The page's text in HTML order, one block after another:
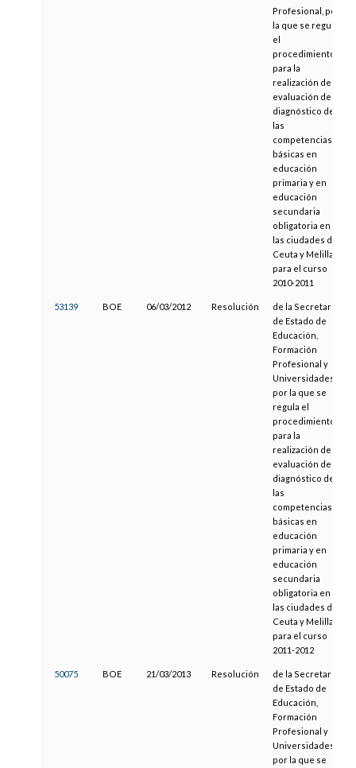
Profesional, por
la que se regula
el
procedimiento
para la
realización de la
evaluación de
diagnóstico de
las
competencias
básicas en
educación
primaria y en
educación
secundaria
obligatoria en
las ciudades de
Ceuta y Melilla
para el curso
2010-2011
53139 BOE 06/03/2012 Resolución
de la Secretaría
de Estado de
Educación,
Formación
Profesional y
Universidades,
por la que se
regula el
procedimiento
para la
realización de la
evaluación de
diagnóstico de
las
competencias
básicas en
educación
primaria y en
educación
secundaria
obligatoria en
las ciudades de
Ceuta y Melilla
para el curso
2011-2012
50075 BOE 21/03/2013 Resolución
de la Secretaría
de Estado de
Educación,
Formación
Profesional y
Universidades,
por la que se